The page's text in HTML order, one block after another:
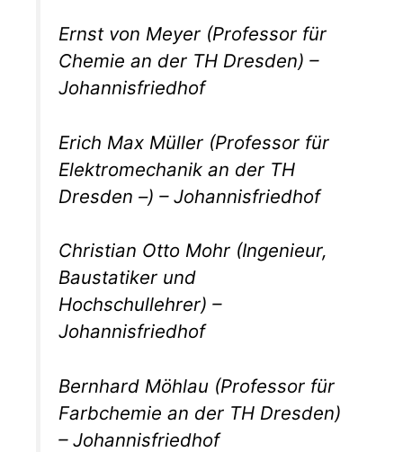
Ernst von Meyer (Professor für
Chemie an der TH Dresden) –
Johannisfriedhof
Erich Max Müller (Professor für
Elektromechanik an der TH
Dresden –) – Johannisfriedhof
Christian Otto Mohr (Ingenieur,
Baustatiker und
Hochschullehrer) –
Johannisfriedhof
Bernhard Möhlau (Professor für
Farbchemie an der TH Dresden)
– Johannisfriedhof